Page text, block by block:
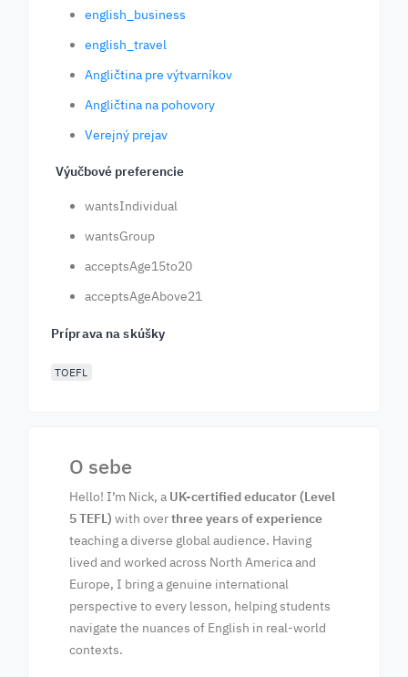
english_business
english_travel
Angličtina pre výtvarníkov
Angličtina na pohovory
Verejný prejav
Výučbové preferencie
wantsIndividual
wantsGroup
acceptsAge15to20
acceptsAgeAbove21
Príprava na skúšky
TOEFL
O sebe
Hello! I’m Nick, a UK-certified educator (Level
5 TEFL) with overthree years of experience
teaching a diverse global audience. Having
lived and worked across North America and
Europe, I bring a genuine international
perspective to every lesson, helping students
navigate the nuances of English in real-world
contexts.